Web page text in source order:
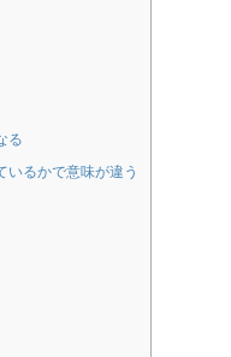
る
いるかで意味が違う